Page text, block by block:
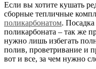
Если вы хотите кушать
сборные тепличные
поликарбонатом.
поликарбоната – так же
нужно лишь избегать
полив, проветривание и
вот и все, за чем нужно